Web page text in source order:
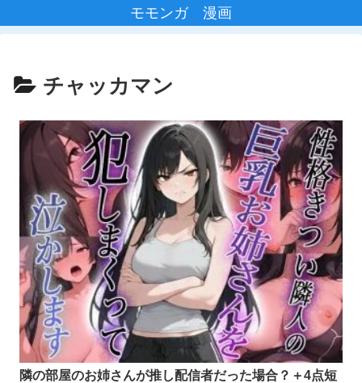
モモンガ 漫画
チャッカマン
隣の部屋のお姉さんが推し配信者だった場合？＋4点短